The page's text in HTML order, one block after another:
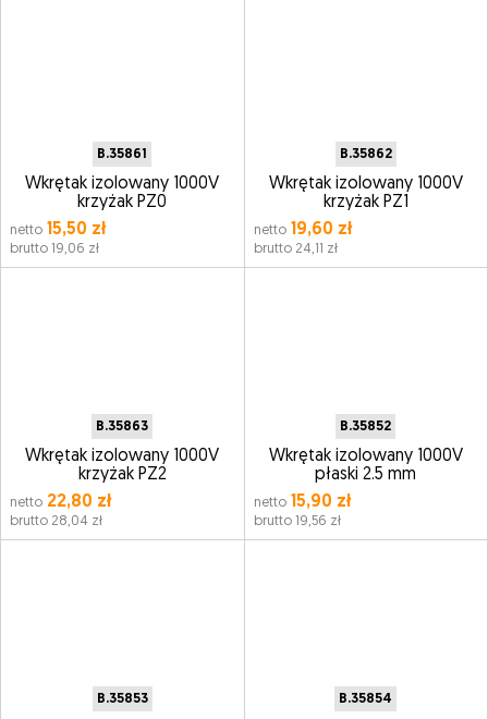
B.35861
Wkrętak izolowany 1000V
krzyżak PZ0
netto 15,50 zł
brutto 19,06 zł
B.35862
Wkrętak izolowany 1000V
krzyżak PZ1
netto19,60 zł
brutto 24,11 zł
B.35863
Wkrętak izolowany 1000V
krzyżak PZ2
netto 22,80 zł
brutto 28,04 zł
B.35852
Wkrętak izolowany 1000V
płaski 2.5 mm
netto15,90 zł
brutto 19,56 zł
B.35853 B.35854